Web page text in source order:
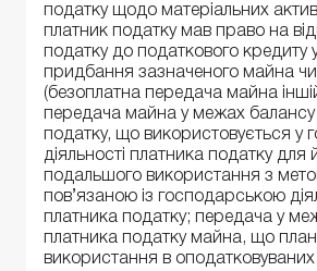
податку щодо матеріальних
платник податку мав право на
податку до податкового кредиту у
придбання зазначеного майна
(безоплатна передача майна
передача майна у межах балансу
податку, що використовується у
діяльності платника податку для
подальшого використання з
пов’язаною із господарською
платника податку; передача у
платника податку майна, що
використання в оподатковуваних